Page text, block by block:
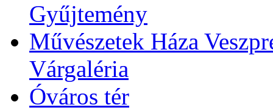
Gyűjtemény
Művészetek Háza
Várgaléria
Óváros tér